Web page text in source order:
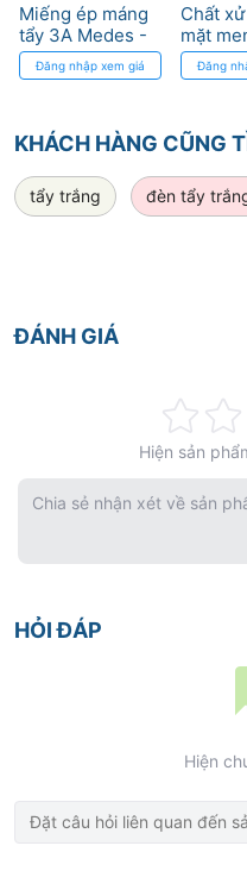
Miếng ép máng
tẩy 3A Medes -
Cải thiện tẩy
trắng, an toàn
Đăng nhập xem giá
Chất
mặt
Đăng
KHÁCH HÀNG CŨNG
tẩy trắng đèn tẩy
ĐÁNH GIÁ
0%
Hiện sản
Chia sẻ nhận xét về sản
HỎI ĐÁP
Hiện